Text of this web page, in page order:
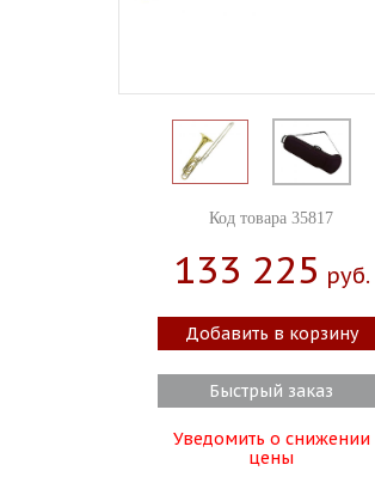
Код товара 35817
133 225 Руб.
Добавить в корзину
Быстрый заказ
Уведомить о снижении
цены